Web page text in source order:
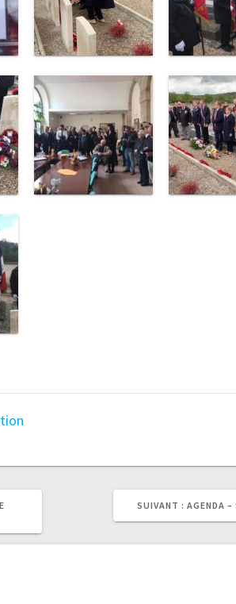
SUIVANT : AGENDA